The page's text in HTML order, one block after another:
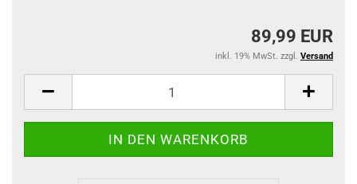
89,99 EUR
inkl. 19% MwSt. zzgl. Versand